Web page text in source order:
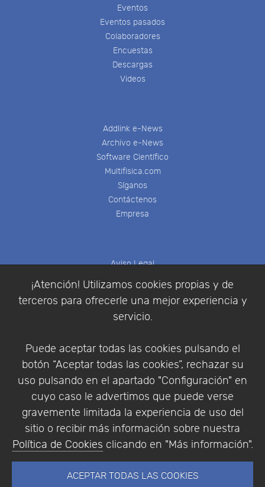
¡Atención! Utilizamos cookies propias y de
terceros para ofrecerle una mejor experiencia y
servicio.
Puede aceptar todas las cookies pulsando el
botón “Aceptar todas las cookies”, rechazar su
uso pulsando en el apartado "Configuración" en
cuyo caso le advertimos que puede verse
gravemente limitada la experiencia de uso del
sitio o recibir más información sobre nuestra
Política de Cookies clicando en "Más información".
ACEPTAR TODAS LAS COOKIES
Eventos
Eventos pasados
Colaboradores
Encuestas
Descargas
Videos
Addlink e-News
Archivo e-News
Software Científico
Multifisica.com
Síganos
Contáctenos
Empresa
Aviso Legal
Condiciones de compra
Identificarse
Empresa|Aviso Legal| Política de Privacidad |
Política de Cookies
© Copyright 1994 - 2026. Addlink Software
Científico, S.L.
Portugal.